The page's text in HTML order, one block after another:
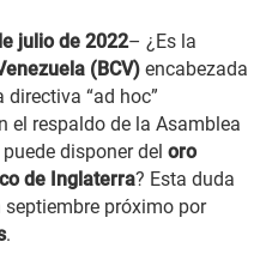
julio de 2022– ¿Es la
(BCV) encabezada
directiva “ad hoc”
el respaldo de la Asamblea
disponer del oro
de Inglaterra? Esta duda
próximo por
.